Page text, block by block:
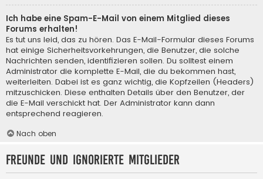
Ich habe eine Spam-E-Mail von einem Mitglied dieses
Forums erhalten!
Es tut uns leid, das zu hören. Das E-Mail-Formular dieses Forums
hat einige Sicherheitsvorkehrungen, die Benutzer, die solche
Nachrichten senden, identifizieren sollen. Du solltest einem
Administrator die komplette E-Mail, die du bekommen hast,
weiterleiten. Dabei ist es ganz wichtig, die Kopfzeilen (Headers)
mitzuschicken. Diese enthalten Details über den Benutzer, der
die E-Mail verschickt hat. Der Administrator kann dann
entsprechend reagieren.
Nach oben
Freunde und ignorierte Mitglieder